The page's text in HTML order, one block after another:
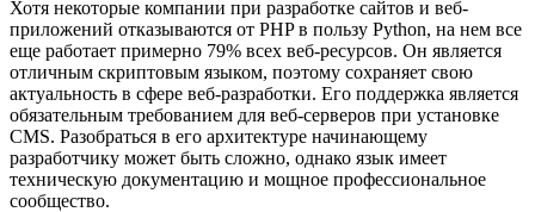
Хотя некоторые компании при разработке сайтов и веб-
приложений отказываются от PHP в пользу Python, на нем все
еще работает примерно 79% всех веб-ресурсов. Он является
отличным скриптовым языком, поэтому сохраняет свою
актуальность в сфере веб-разработки. Его поддержка является
обязательным требованием для веб-серверов при установке
CMS. Разобраться в его архитектуре начинающему
разработчику может быть сложно, однако язык имеет
техническую документацию и мощное профессиональное
сообщество.